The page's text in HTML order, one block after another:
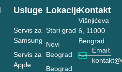
Lokacije
Stari grad
Novi
Beograd
Beograd
Usluge
Servis za
Samsung
Servis za
Apple
Kontakt
Višnjićeva
6, 11000
Beograd
Email: